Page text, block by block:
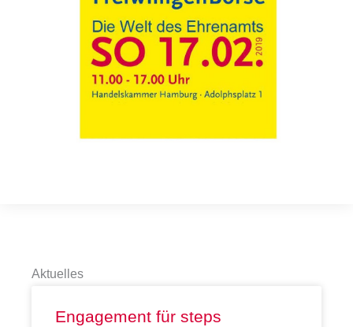
Aktuelles
Engagement für steps